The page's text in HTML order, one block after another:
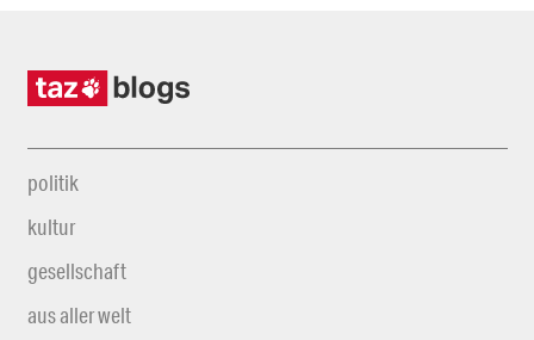
politik
kultur
gesellschaft
aus aller welt